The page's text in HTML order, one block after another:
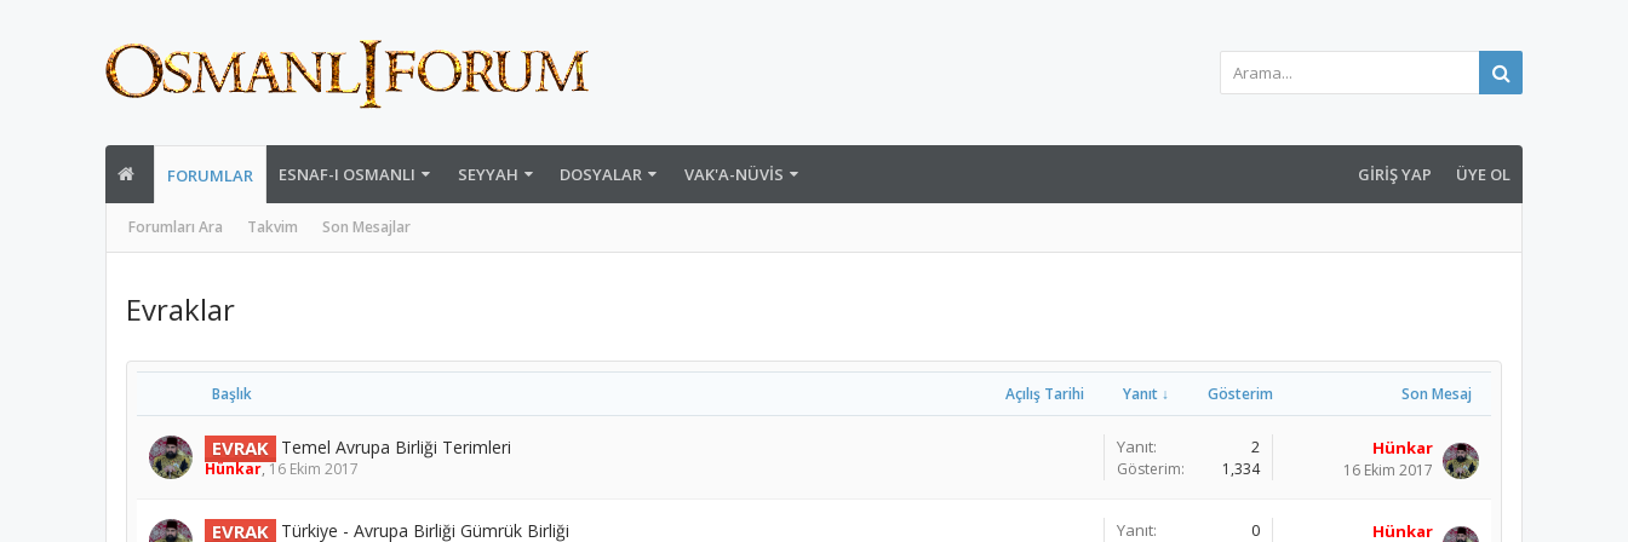
FORUMLAR
Forumları Ara Takvim Son Mesajlar
ESNAF-I OSMANLI SEYYAH DOSYALAR VAK'A-NÜVIS GIRIŞ YAP ÜYE OL
Evraklar
Başlık Açılış Tarihi Yanıt ↓ Gösterim Son Mesaj
EVRAK Temel Avrupa Birliği Terimleri
Hünkar,16 Ekim 2017
Yanıt: 2
Gösterim: 1,334
Hünkar
16 Ekim 2017
EVRAK Türkiye - Avrupa Birliği Gümrük Birliği Yanıt: 0 Hünkar